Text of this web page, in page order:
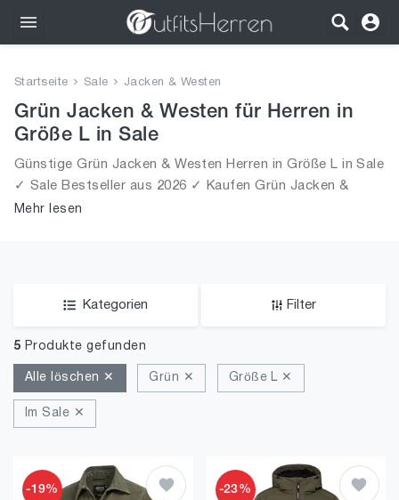
Bekleidung
Schuhe
Startseite Sale Jacken & Westen
Grün Jacken & Westen für Herren in
Größe L in Sale
Günstige Grün Jacken & Westen Herren in Größe L in Sale
✓ Sale Bestseller aus 2026 ✓ Kaufen Grün Jacken &
Westen für Männer in Größe L in Sale!
Mehr lesen
Kategorien Filter
5 Produkte gefunden
Alle löschen ✕ Grün ✕ Größe L ✕
Im Sale ✕
-19% -23%